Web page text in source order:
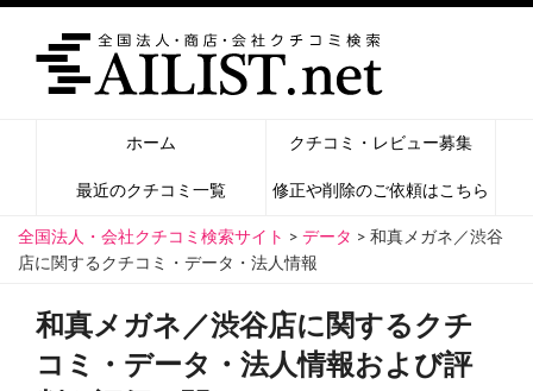
ホーム クチコミ・レビュー募集
最近のクチコミ一覧 修正や削除のご依頼はこちら
全国法人・会社クチコミ検索サイト > データ > 和真メガネ／渋谷
店に関するクチコミ・データ・法人情報
和真メガネ／渋谷店に関するクチ
コミ・データ・法人情報および評